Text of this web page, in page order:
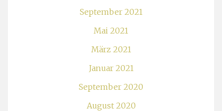
September 2021
Mai 2021
März 2021
Januar 2021
September 2020
August 2020